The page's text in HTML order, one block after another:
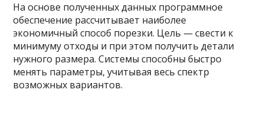
На основе полученных данных программное
обеспечение рассчитывает наиболее
экономичный способ порезки. Цель — свести к
минимуму отходы и при этом получить детали
нужного размера. Системы способны быстро
менять параметры, учитывая весь спектр
возможных вариантов.